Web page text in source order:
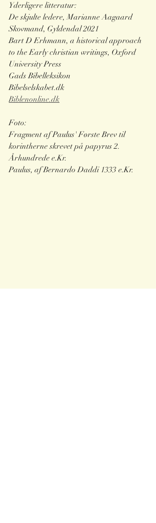
Yderligere litteratur:
De skjulte ledere, Marianne Aagaard
Skovmand, Gyldendal 2021
Bart D Erhmann, a historical approach
to the Early christian writings, Oxford
University Press
Gads Bibelleksikon
Bibelselskabet.dk
Biblenonline.dk
Foto:
Fragment af Paulus' Første Brev til
korintherne skrevet på papyrus 2.
Århundrede e.Kr.
Paulus, af Bernardo Daddi 1333 e.Kr.